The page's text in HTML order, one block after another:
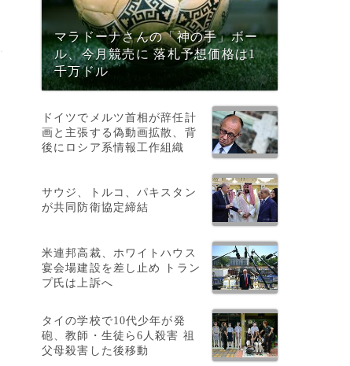
マラドーナさんの「神の手」ボー
ル、今月競売に 落札予想価格は1
千万ドル
ドイツでメルツ首相が辞任計
画と主張する偽動画拡散、背
後にロシア系情報工作組織
サウジ、トルコ、パキスタン
が共同防衛協定締結
米連邦高裁、ホワイトハウス
宴会場建設を差し止め トラン
プ氏は上訴へ
タイの学校で10代少年が発
砲、教師・生徒ら6人殺害 祖
父母殺害した後移動